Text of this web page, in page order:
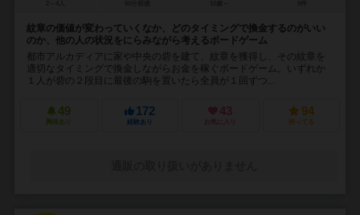
紋章の価値が変わっていくなか、どのタイミングで換金するのがいい
のか、他の人の状況をにらみながら考えるボードゲーム
都市アルカディアに家や中央の砦を建て、紋章を獲得し、その紋章を
適切なタイミングで換金しながらお金を稼ぐボードゲーム。いずれか
１人が砦の２段目に最後の駒を置いたら全員が１回ずつ...
49
興味あり
172
経験あり
43
お気に入り
94
持ってる